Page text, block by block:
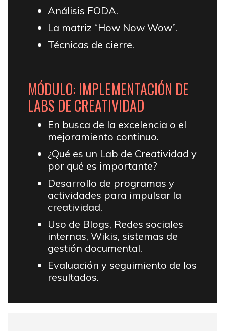
Análisis FODA.
La matriz “How Now Wow”.
Técnicas de cierre.
MÓDULO: IMPLEMENTACIÓN DE
LABS DE CREATIVIDAD
En busca de la excelencia o el
mejoramiento continuo.
¿Qué es un Lab de Creatividad y
por qué es importante?
Desarrollo de programas y
actividades para impulsar la
creatividad.
Uso de Blogs, Redes sociales
internas, Wikis, sistemas de
gestión documental.
Evaluación y seguimiento de los
resultados.